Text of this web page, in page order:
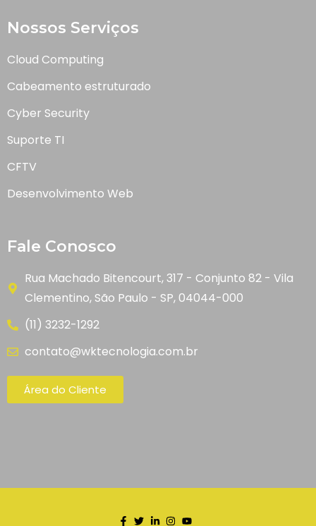
Nossos Serviços
Cloud Computing
Cabeamento estruturado
Cyber Security
Suporte TI
CFTV
Desenvolvimento Web
Fale Conosco
Rua Machado Bitencourt, 317 - Conjunto 82 - Vila
Clementino, São Paulo - SP, 04044-000
(11) 3232-1292
contato@wktecnologia.com.br
Área do Cliente